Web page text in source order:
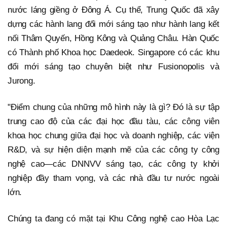
nước láng giềng ở Đông Á. Cụ thể, Trung Quốc đã xây
dựng các hành lang đổi mới sáng tạo như hành lang kết
nối Thâm Quyến, Hồng Kông và Quảng Châu. Hàn Quốc
có Thành phố Khoa học Daedeok. Singapore có các khu
đổi mới sáng tạo chuyên biệt như Fusionopolis và
Jurong.
"Điểm chung của những mô hình này là gì? Đó là sự tập
trung cao độ của các đại học đầu tàu, các công viên
khoa học chung giữa đại học và doanh nghiệp, các viện
R&D, và sự hiện diện mạnh mẽ của các công ty công
nghệ cao—các DNNVV sáng tạo, các công ty khởi
nghiệp đầy tham vọng, và các nhà đầu tư nước ngoài
lớn.
Chúng ta đang có mặt tại Khu Công nghệ cao Hòa Lạc